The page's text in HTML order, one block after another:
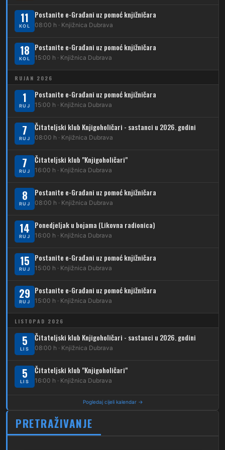
210 Dubrava – Stud. grad – Klin
213
214 Koledinečka – Resnički gaj
223 Dubrava – Trnovčica – Dubec
230 Dubrava – Granešinski Novaki
232 Dubrava – Jazbina
269
DUBEC
212
223 Dubec – Trnovčica – Dubrava
224 Dubec – Novoselec
261 Dubec – Sesvete – Goranec
262 Dubec – Sesvete – Planina Donja
263 Dubec – Sesvete–Kašina – Pl.Gornja
264 Dubec – Sesvete – Jesenovec
267
270 Dubec – Sesvete – Blaguša
272 Dubec – Sesvete – Moravče
273
34 Dubec – Ljubljanica – Noćna linija
Karta tramvajskih linija
11
KOL
Postanite e-Građani uz pomoć knjižničara
08:00 h · Knjižnica Dubrava
18
KOL
Postanite e-Građani uz pomoć knjižničara
15:00 h · Knjižnica Dubrava
RUJAN 2026
1
RUJ
Postanite e-Građani uz pomoć knjižničara
15:00 h · Knjižnica Dubrava
7
RUJ
Čitateljski klub Knjigoholičari - sastanci u 2026. godini
08:00 h · Knjižnica Dubrava
7
RUJ
Čitateljski klub "Knjigoholičari"
16:00 h · Knjižnica Dubrava
8
RUJ
Postanite e-Građani uz pomoć knjižničara
08:00 h · Knjižnica Dubrava
14
RUJ
Ponedjeljak u bojama (Likovna radionica)
16:00 h · Knjižnica Dubrava
15
RUJ
Postanite e-Građani uz pomoć knjižničara
15:00 h · Knjižnica Dubrava
29
RUJ
Postanite e-Građani uz pomoć knjižničara
15:00 h · Knjižnica Dubrava
LISTOPAD 2026
5
LIS
Čitateljski klub Knjigoholičari - sastanci u 2026. godini
08:00 h · Knjižnica Dubrava
5
LIS
Čitateljski klub "Knjigoholičari"
16:00 h · Knjižnica Dubrava
Pogledaj cijeli kalendar →
PRETRAŽIVANJE